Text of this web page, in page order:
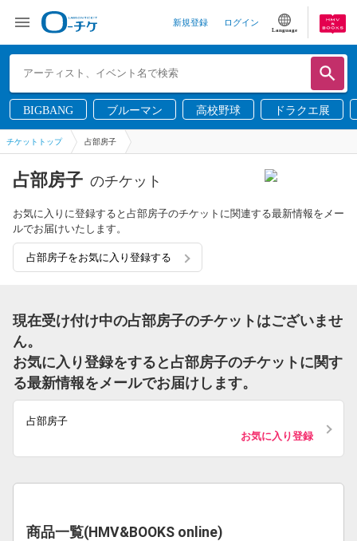
新規登録 ログイン
Language
BIGBANG ブルーマン 高校野球 ドラクエ展
チケットトップ 占部房子
占部房子 のチケット
お気に入りに登録すると占部房子のチケットに関連する最新情報をメー
ルでお届けいたします。
占部房子をお気に入り登録する
現在受け付け中の占部房子のチケットはございませ
ん。
お気に入り登録をすると占部房子のチケットに関す
る最新情報をメールでお届けします。
占部房子
お気に入り登録
商品一覧(HMV&BOOKS online)